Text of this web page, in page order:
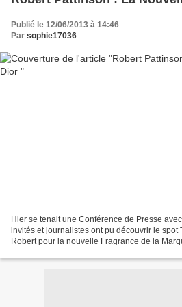
Publié le 12/06/2013 à 14:46
Par sophie17036
Hier se tenait une Conférence de Presse
invités et journalistes ont pu découvrir le spot
Robert pour la nouvelle Fragrance de la